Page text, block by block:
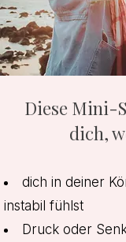
Diese Mini-
dich,
​dich in deiner
instabil fühlst
Druck oder